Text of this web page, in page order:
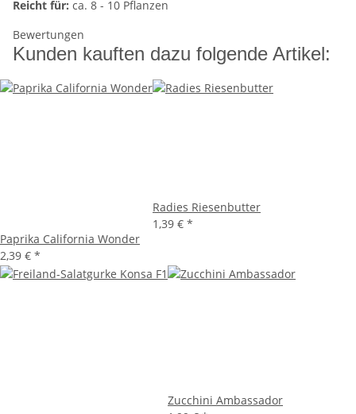
Reicht für: ca. 8 - 10 Pflanzen
Bewertungen
Kunden kauften dazu folgende Artikel:
Paprika California Wonder
2,39 € *
Radies Riesenbutter
1,39 € *
Zucchini Ambassador